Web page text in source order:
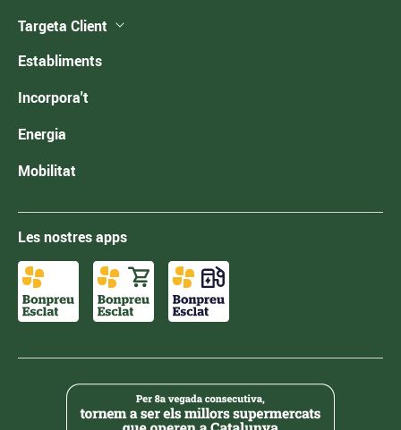
Targeta Client
Establiments
Incorpora't
Energia
Mobilitat
Les nostres apps